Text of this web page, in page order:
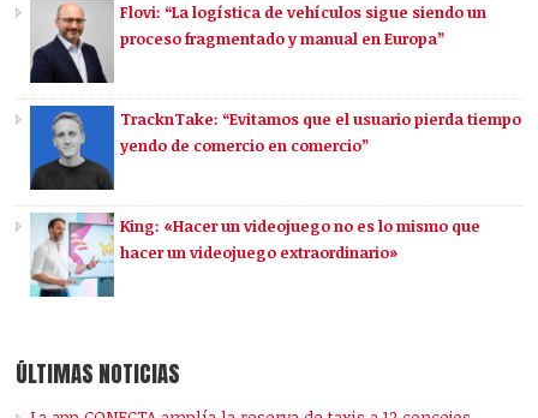
Flovi: “La logística de vehículos sigue siendo un
proceso fragmentado y manual en Europa”
TracknTake: “Evitamos que el usuario pierda tiempo
yendo de comercio en comercio”
King: «Hacer un videojuego no es lo mismo que
hacer un videojuego extraordinario»
ÚLTIMAS NOTICIAS